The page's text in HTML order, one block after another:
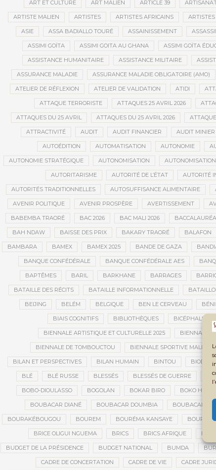
ART ET CULTURE ART MALIEN ARTICLE 39
ARTISTE MALIEN ARTISTES ARTISTES AFRICAINS
ASIE ASSA BADIALLO TOURÉ ASSAINISSEMENT
ASSIMI GOÏTA ASSIMI GOITA AU GHANA ASSIMI GOÏTA
ASSISTANCE HUMANITAIRE ASSISTANCE MILITAIRE
ASSURANCE MALADIE ASSURANCE MALADIE OBLIGATOIRE (AMO)
ATELIER DE RÉFLEXION ATELIER DE VALIDATION ATIDI
ATTAQUE TERRORISTE ATTAQUES 25 AVRIL 2026
ATTAQUES DU 25 AVRIL ATTAQUES DU 25 AVRIL 2026
ATTRACTIVITÉ AUDIT AUDIT FINANCIER AUDIT MINIER
AUTOÉDITION AUTOMATISATION AUTONOMIE
AUTONOMIE STRATÉGIQUE AUTONOMISATION
AUTORITARISME AUTORITÉ DE L’ÉTAT AUTORITÉ
AUTORITÉS TRADITIONNELLES AUTOSUFFISANCE ALIMENTAIRE
AVENIR POLITIQUE AVENIR PROSPÈRE AVERTISSEMENT
BABEMBA TRAORÉ BAC 2026 BAC MALI 2026
BAH NDAW BAISSE DES PRIX BAKARY TRAORÉ BALAFON
BAMBARA BAMEX BAMEX 2025 BANDE DE GAZA
BANQUE CONFÉDÉRALE BANQUE CONFÉDÉRALE AES
BAPTÊMES BARIL BARKHANE BARRAGES
BATAILLE DES RÉCITS BATAILLE INFORMATIONNELLE
BEIJING BELÉM BELGIQUE BEN LE CERVEAU
BIAIS COGNITIFS BIBLIOTHÈQUES BICÉPHALISME
BIENNALE ARTISTIQUE ET CULTURELLE 2025 BIENNALE
BIENNALE DE TOMBOUCTOU BIENNALE SPORTIVE MALI
BILAN ET PERSPECTIVES BILAN HUMAIN BINTOU
BLÉ BLÉ RUSSE BLESSÉS BLESSÉS DE GUERRE
BOBO-DIOULASSO BOGOLAN BOKAR BIRO BOKO HARAM
BOUBACAR DIANÉ BOUBACAR DOUMBIA BOUBACAR
BOURAKÉBOUGOU BOUREM BOURÉMA KANSAYE BOURSES
BRICE OLIGUI NGUEMA BRICS BRICS AFRIQUE
BUDGET DE LA PRÉSIDENCE BUDGET NATIONAL BUMDA
CADRE DE CONCERTATION CADRE DE VIE CADRE